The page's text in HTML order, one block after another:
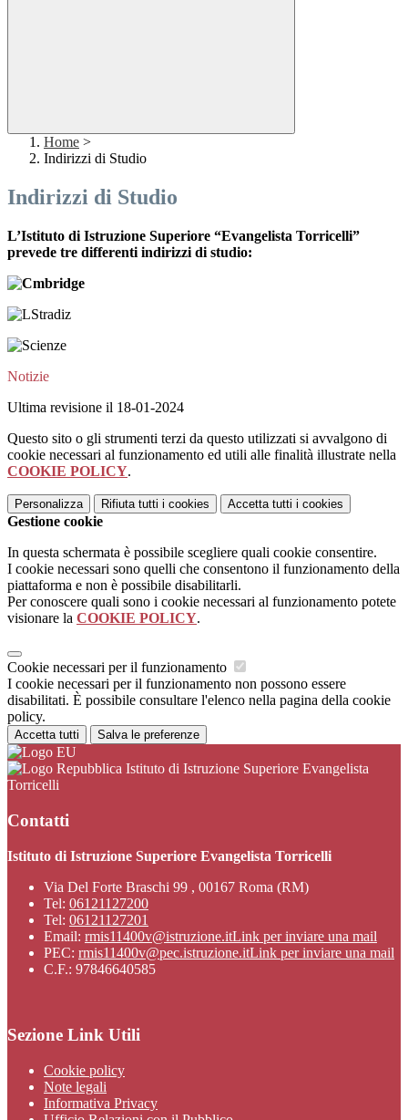
Home >
Indirizzi di Studio
Indirizzi di Studio
L’Istituto di Istruzione Superiore “Evangelista Torricelli”
prevede tre differenti indirizzi di studio:
Notizie
Ultima revisione il 18-01-2024
Questo sito o gli strumenti terzi da questo utilizzati si avvalgono di
cookie necessari al funzionamento ed utili alle finalità illustrate nella
COOKIE POLICY.
Personalizza Rifiuta tutti i cookies Accetta tutti i cookies
Gestione cookie
In questa schermata è possibile scegliere quali cookie consentire.
I cookie necessari sono quelli che consentono il funzionamento della
piattaforma e non è possibile disabilitarli.
Per conoscere quali sono i cookie necessari al funzionamento potete
visionare la COOKIE POLICY.
Cookie necessari per il funzionamento
I cookie necessari per il funzionamento non possono essere
disabilitati. È possibile consultare l'elenco nella pagina della cookie
policy.
Accetta tutti Salva le preferenze
Istituto di Istruzione Superiore Evangelista
Torricelli
Contatti
Istituto di Istruzione Superiore Evangelista Torricelli
Via Del Forte Braschi 99 , 00167 Roma (RM)
Tel: 06121127200
Tel: 06121127201
Email: rmis11400v@istruzione.itLink per inviare una mail
PEC: rmis11400v@pec.istruzione.itLink per inviare una mail
C.F.: 97846640585
Sezione Link Utili
Cookie policy
Note legali
Informativa Privacy